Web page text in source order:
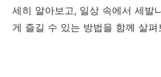
세히 알아보고, 일상 속에서 세발
게 즐길 수 있는 방법을 함께 살펴